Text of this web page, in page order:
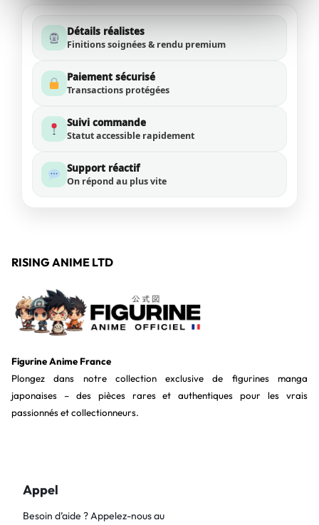
Détails réalistes
Finitions soignées & rendu premium
Paiement sécurisé
Transactions protégées
Suivi commande
Statut accessible rapidement
Support réactif
On répond au plus vite
RISING ANIME LTD
Figurine Anime France
Plongez dans notre collection exclusive de figurines manga
japonaises – des pièces rares et authentiques pour les vrais
passionnés et collectionneurs.
Appel
Besoin d’aide ? Appelez-nous au